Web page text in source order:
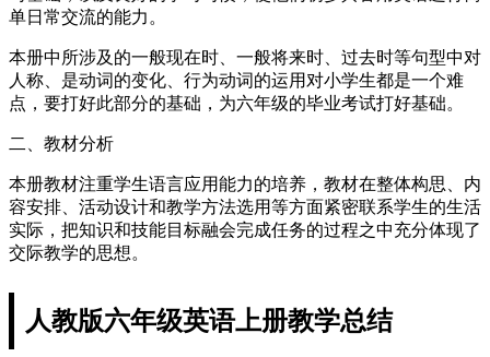
单日常交流的能力。
本册中所涉及的一般现在时、一般将来时、过去时等句型中对
人称、是动词的变化、行为动词的运用对小学生都是一个难
点，要打好此部分的基础，为六年级的毕业考试打好基础。
二、教材分析
本册教材注重学生语言应用能力的培养，教材在整体构思、内
容安排、活动设计和教学方法选用等方面紧密联系学生的生活
实际，把知识和技能目标融会完成任务的过程之中充分体现了
交际教学的思想。
人教版六年级英语上册教学总结